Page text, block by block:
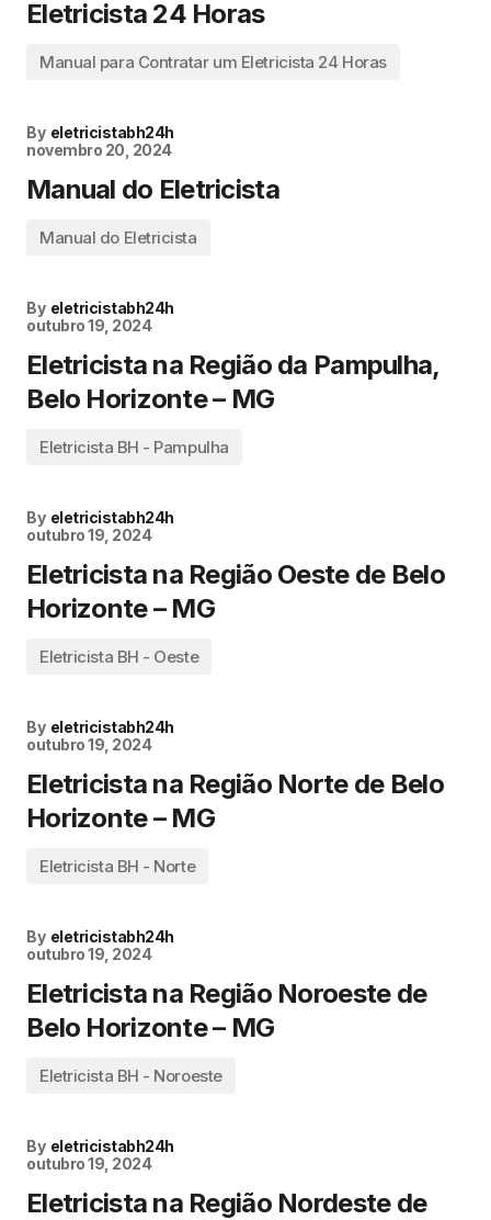
Eletricista 24 Horas
Manual para Contratar um Eletricista 24 Horas
By eletricistabh24h
novembro 20, 2024
Manual do Eletricista
Manual do Eletricista
By eletricistabh24h
outubro 19, 2024
Eletricista na Região da Pampulha,
Belo Horizonte – MG
Eletricista BH - Pampulha
By eletricistabh24h
outubro 19, 2024
Eletricista na Região Oeste de Belo
Horizonte – MG
Eletricista BH - Oeste
By eletricistabh24h
outubro 19, 2024
Eletricista na Região Norte de Belo
Horizonte – MG
Eletricista BH - Norte
By eletricistabh24h
outubro 19, 2024
Eletricista na Região Noroeste de
Belo Horizonte – MG
Eletricista BH - Noroeste
By eletricistabh24h
outubro 19, 2024
Eletricista na Região Nordeste de